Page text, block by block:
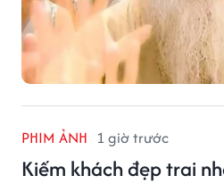
PHIM ẢNH 1 giờ trước
Kiếm khách đẹp trai